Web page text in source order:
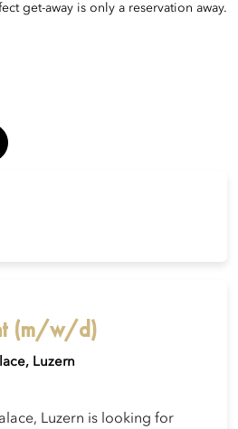
get-away is only a reservation away.
(m/w/d)
Luzern
Luzern is looking for